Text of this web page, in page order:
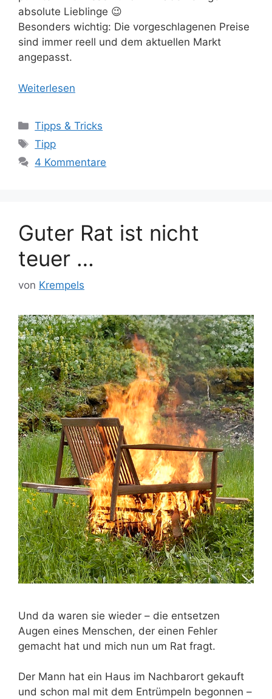
absolute Lieblinge 😉
Besonders wichtig: Die vorgeschlagenen Preise
sind immer reell und dem aktuellen Markt
angepasst.
Weiterlesen
Kategorien
Tipps & Tricks
Schlagwörter
Tipp
4 Kommentare
Guter Rat ist nicht
teuer …
von Krempels
Und da waren sie wieder – die entsetzen
Augen eines Menschen, der einen Fehler
gemacht hat und mich nun um Rat fragt.
Der Mann hat ein Haus im Nachbarort gekauft
und schon mal mit dem Entrümpeln begonnen –